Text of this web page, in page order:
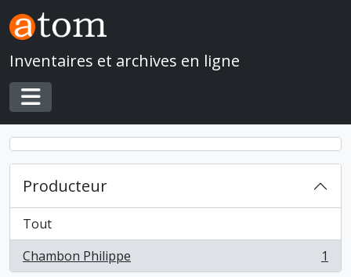
Skip to main content
Inventaires et archives en ligne
Toggle navigation
Producteur
Tout
Chambon Philippe
, 1 résultats 1